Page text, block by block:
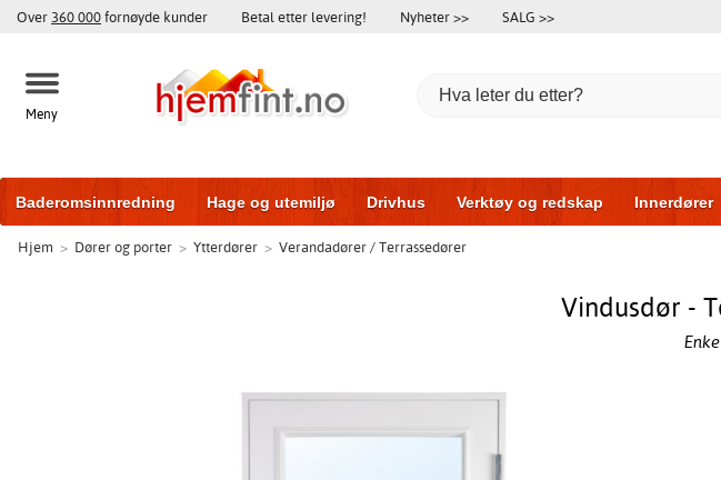
Over 360 000fornøyde kunder Betal etter levering! Nyheter >> SALG >>
Meny
Baderomsinnredning Hage og utemiljø Drivhus Verktøy og redskap Innerdører
Hytter og friggeboder Hjem og innredning Treningsutstyr
Hjem > Dører og porter > Ytterdører > Verandadører / Terrassedører
Vindusdør -